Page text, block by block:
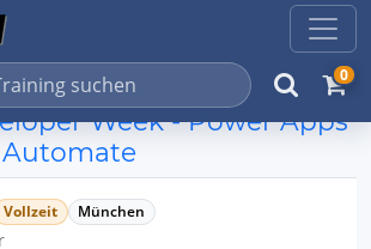
0
Week - Power Apps
Vollzeit München